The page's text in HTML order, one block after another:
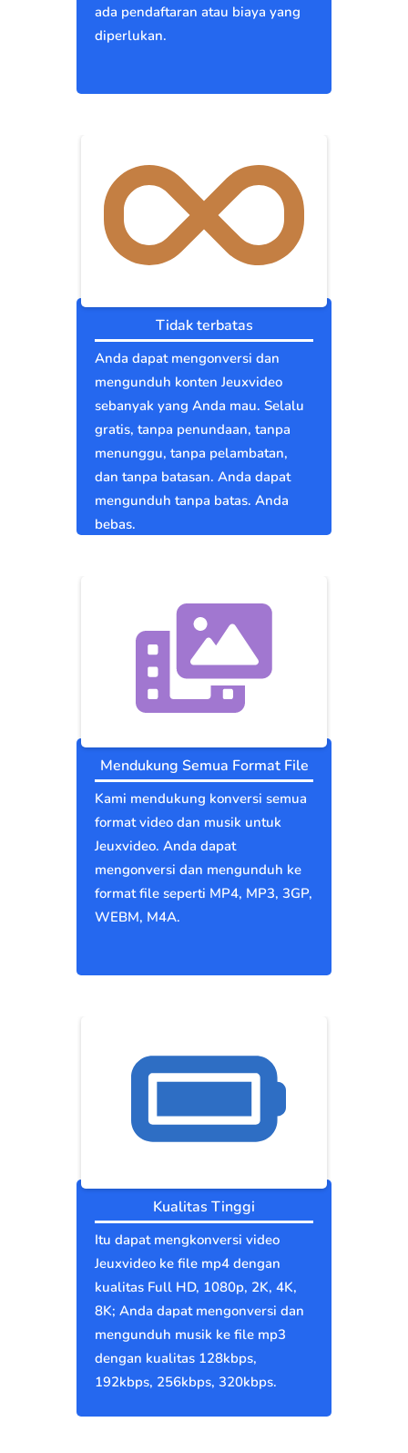
ada pendaftaran atau biaya yang
diperlukan.
Tidak terbatas
Anda dapat mengonversi dan
mengunduh konten Jeuxvideo
sebanyak yang Anda mau. Selalu
gratis, tanpa penundaan, tanpa
menunggu, tanpa pelambatan,
dan tanpa batasan. Anda dapat
mengunduh tanpa batas. Anda
bebas.
Mendukung Semua Format File
Kami mendukung konversi semua
format video dan musik untuk
Jeuxvideo. Anda dapat
mengonversi dan mengunduh ke
format file seperti MP4, MP3, 3GP,
WEBM, M4A.
Kualitas Tinggi
Itu dapat mengkonversi video
Jeuxvideo ke file mp4 dengan
kualitas Full HD, 1080p, 2K, 4K,
8K; Anda dapat mengonversi dan
mengunduh musik ke file mp3
dengan kualitas 128kbps,
192kbps, 256kbps, 320kbps.